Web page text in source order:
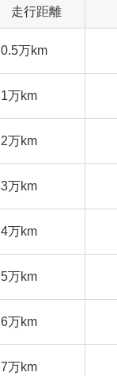
走行距離
0.5万km
1万km
2万km
3万km
4万km
5万km
6万km
7万km